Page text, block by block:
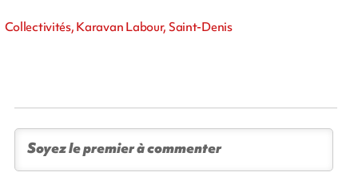
Collectivités, Karavan Labour, Saint-Denis